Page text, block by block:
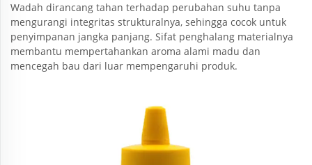
Wadah dirancang tahan terhadap perubahan suhu tanpa
mengurangi integritas strukturalnya, sehingga cocok untuk
penyimpanan jangka panjang. Sifat penghalang materialnya
membantu mempertahankan aroma alami madu dan
mencegah bau dari luar mempengaruhi produk.